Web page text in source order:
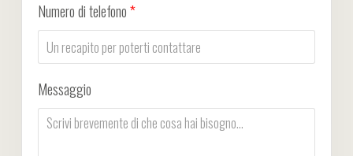
Numero di telefono*
Messaggio